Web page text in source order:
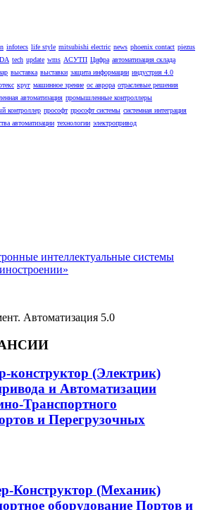
infotecs life style mitsubishi electric news phoenix contact piezus
tech update wms АСУТП Цифра автоматизация склада
выставка выставки защита информации индустрия 4.0
круг машинное зрение ос аврора отраслевые решения
автоматизация промышленные контроллеры
контроллер прософт прософт системы системная интеграция
автоматизации технологии электропривод
конструктор (Электрик)
и Автоматизации
Транспортного
и Перегрузочных
Конструктор (Механик)
оборудование Портов и